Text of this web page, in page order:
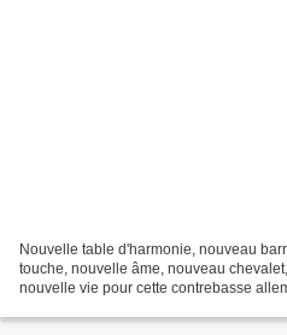
Nouvelle table d'harmonie, nouveau
touche, nouvelle âme, nouveau
nouvelle vie pour cette contrebasse